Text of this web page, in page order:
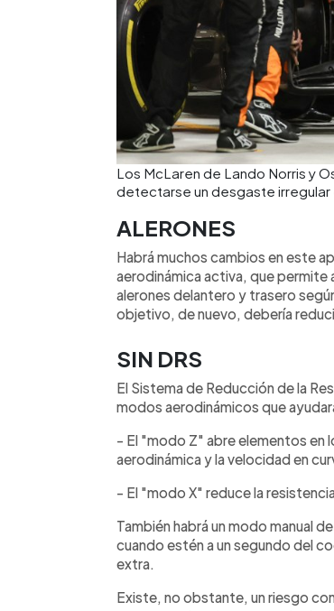
Los McLaren de Lando Norris y
detectarse un desgaste irregular
ALERONES
Habrá muchos cambios en este
aerodinámica activa, que permite
alerones delantero y trasero
objetivo, de nuevo, debería
SIN DRS
El Sistema de Reducción de la
modos aerodinámicos que
- El "modo Z" abre elementos en
aerodinámica y la velocidad en
- El "modo X" reduce la
También habrá un modo manual
cuando estén a un segundo del
extra.
Existe, no obstante, un riesgo